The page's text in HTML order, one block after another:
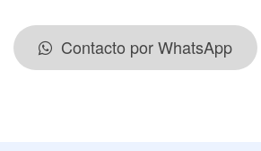
Contacto por WhatsApp